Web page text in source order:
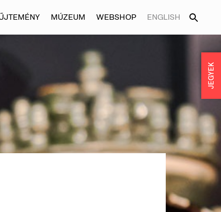
MÚZEUM WEBSHOP ENGLISH
JEGYEK